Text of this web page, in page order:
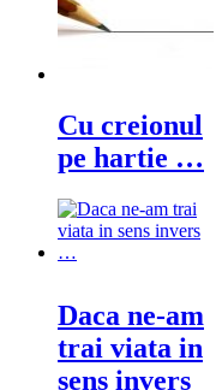
Cu creionul
pe hartie …
Daca ne-am
trai viata in
sens invers